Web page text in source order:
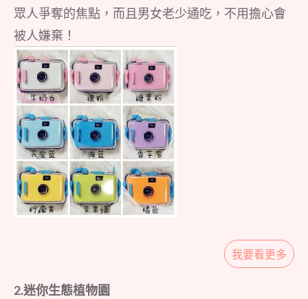
眾人爭奪的焦點，而且男女老少通吃，不用擔心會
被人嫌棄！
我要看更多
2.迷你生態植物園